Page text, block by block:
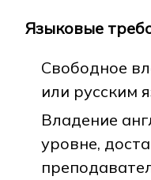
Языковые
Свободное
или русским
Владение
уровне,